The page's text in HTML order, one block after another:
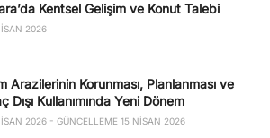
Kentsel Gelişim ve Konut Talebi
2026
Arazilerinin Korunması, Planlanması ve
Dışı Kullanımında Yeni Dönem
2026 - GÜNCELLEME 15 NISAN 2026